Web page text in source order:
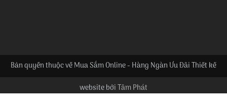
Bản quyền thuộc về Mua Sắm Online - Hàng Ngàn Ưu Đãi Thiết kế
website bởiTâm Phát